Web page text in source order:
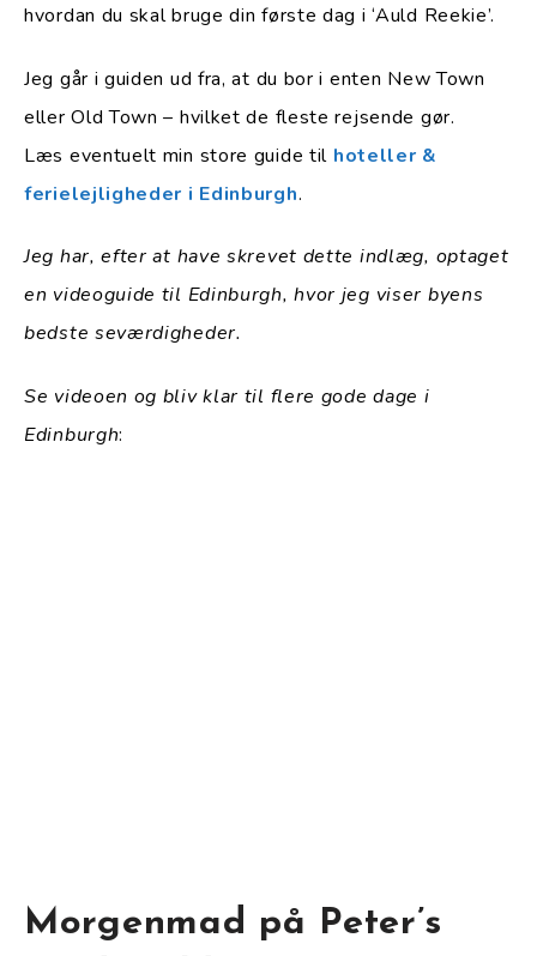
hvordan du skal bruge din første dag i ‘Auld Reekie’.
Jeg går i guiden ud fra, at du bor i enten New Town
eller Old Town – hvilket de fleste rejsende gør.
Læs eventuelt min store guide til hoteller &
ferielejligheder i Edinburgh.
Jeg har, efter at have skrevet dette indlæg, optaget
en videoguide til Edinburgh, hvor jeg viser byens
bedste seværdigheder.
Se videoen og bliv klar til flere gode dage i
Edinburgh:
Morgenmad på Peter’s